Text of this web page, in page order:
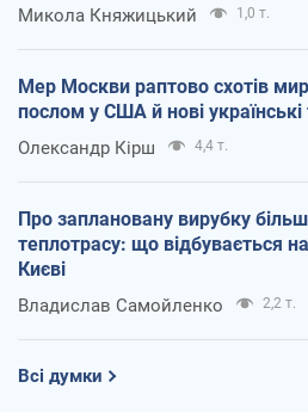
Микола Княжицький 1,0 т.
Мер Москви раптово схотів
послом у США й нові
Олександр Кірш 4,4 т.
Про заплановану вирубку
теплотрасу: що відбувається
Києві
Владислав Самойленко 2,2 т.
Всі думки